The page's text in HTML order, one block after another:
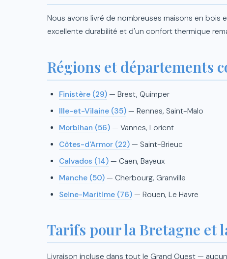
Nous avons livré de nombreuses maisons en bois
excellente durabilité et d'un confort thermique
Régions et départements
Finistère (29) — Brest, Quimper
Ille-et-Vilaine (35) — Rennes, Saint-Malo
Morbihan (56) — Vannes, Lorient
Côtes-d'Armor (22) — Saint-Brieuc
Calvados (14) — Caen, Bayeux
Manche (50) — Cherbourg, Granville
Seine-Maritime (76) — Rouen, Le Havre
Tarifs pour la Bretagne et
Livraison incluse dans tout le Grand Ouest —